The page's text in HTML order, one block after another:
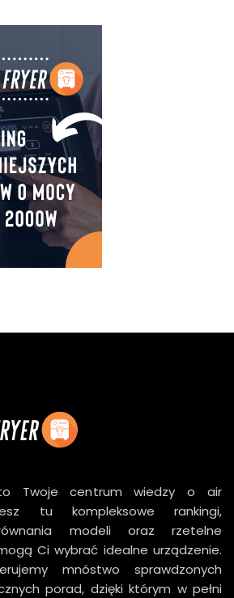
to Twoje centrum wiedzy o air
tu kompleksowe rankingi,
modeli oraz rzetelne
Ci wybrać idealne urządzenie.
mnóstwo sprawdzonych
porad, dzięki którym w pełni